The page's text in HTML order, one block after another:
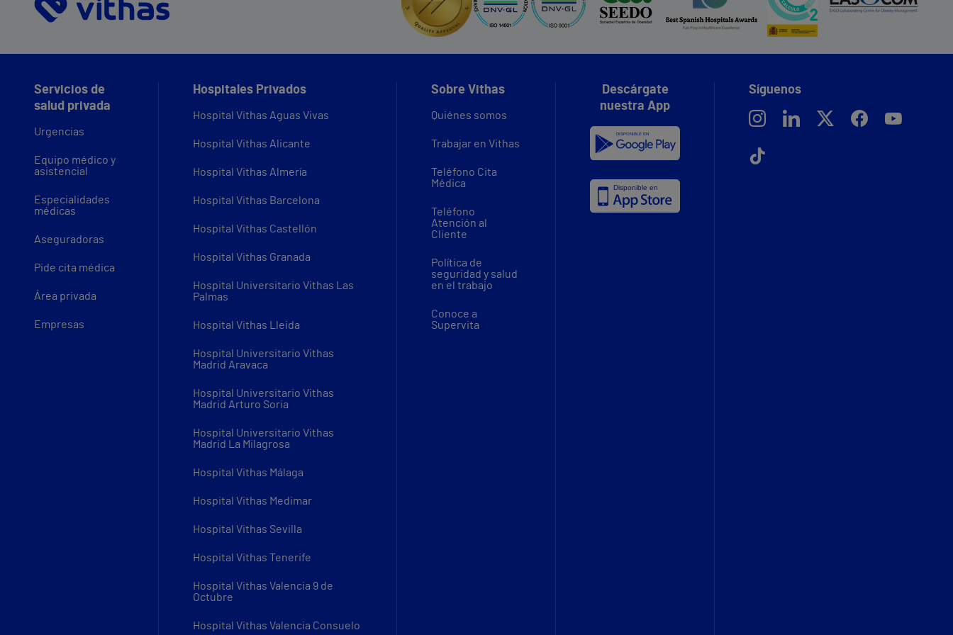
Servicios de
salud privada
Urgencias
Equipo médico y
asistencial
Especialidades
médicas
Aseguradoras
Pide cita médica
Área privada
Empresas
Hospitales Privados
Hospital Vithas Aguas Vivas
Hospital Vithas Alicante
Hospital Vithas Almería
Hospital Vithas Barcelona
Hospital Vithas Castellón
Hospital Vithas Granada
Hospital Universitario Vithas Las
Palmas
Hospital Vithas Lleida
Hospital Universitario Vithas
Madrid Aravaca
Hospital Universitario Vithas
Madrid Arturo Soria
Hospital Universitario Vithas
Madrid La Milagrosa
Hospital Vithas Málaga
Hospital Vithas Medimar
Hospital Vithas Sevilla
Hospital Vithas Tenerife
Hospital Vithas Valencia 9 de
Octubre
Hospital Vithas Valencia Consuelo
Sobre Vithas
Quiénes somos
Trabajar en Vithas
Teléfono Cita
Médica
Teléfono
Atención al
Cliente
Política de
seguridad y salud
en el trabajo
Conoce a
Supervita
Descárgate
nuestra App
Síguenos